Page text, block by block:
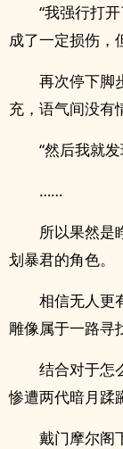
“我强行打
成了一定损伤，
再次停下脚
充，语气间没有
“然后我就
……
所以果然是
划暴君的角色。
相信无人更
雕像属于一路寻
结合对于怎
惨遭两代暗月蹂
戴门摩尔阁